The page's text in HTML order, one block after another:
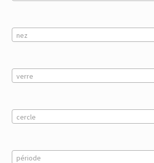
nez
verre
cercle
période